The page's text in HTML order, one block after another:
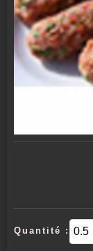
Quantité :